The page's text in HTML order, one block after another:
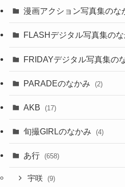
漫画アクション写真集のな
FLASHデジタル写真集の
FRIDAYデジタル写真集の
PARADEのなかみ (2)
AKB (17)
旬撮GIRLのなかみ (4)
あ行 (658)
宇咲 (9)